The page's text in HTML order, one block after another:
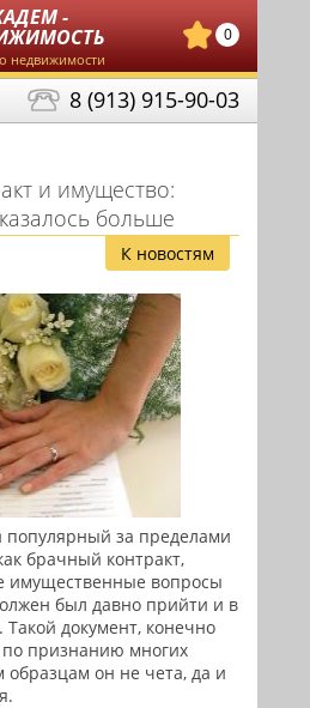
-
недвижимости
0
8 (913) 915-90-03
и имущество:
больше
К новостям
популярный за пределами
брачный контракт,
вопросы
был давно прийти и в
документ, конечно
по признанию многих
он не чета, да и